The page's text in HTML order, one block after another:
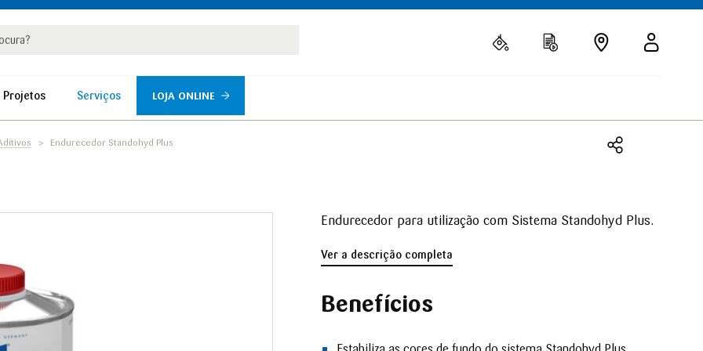
Projetos Serviços LOJA ONLINE
Endurecedor Standohyd Plus
Endurecedor para utilização com Sistema Standohyd Plus.
Ver a descrição completa
Benefícios